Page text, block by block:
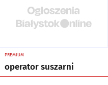
PREMIUM
operator suszarni